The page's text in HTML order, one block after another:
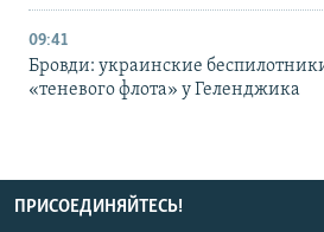
09:41
Бровди: украинские
«теневого флота» у Геленджика
ПРИСОЕДИНЯЙТЕСЬ!